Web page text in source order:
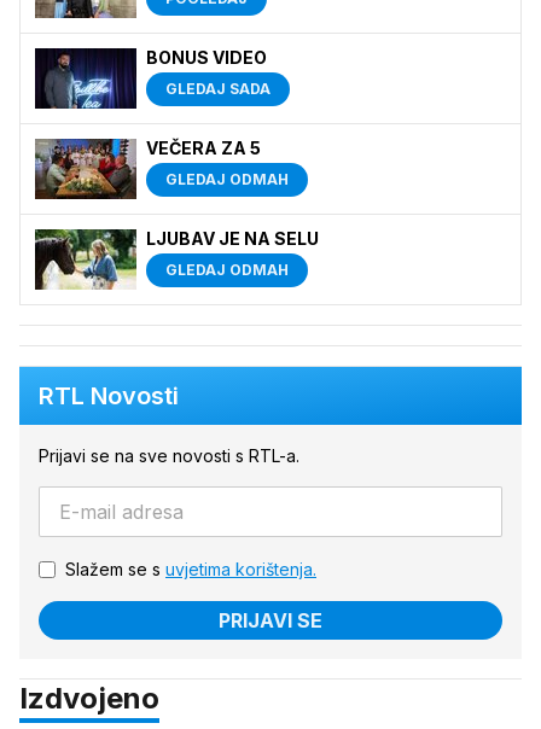
BONUS VIDEO
GLEDAJ SADA
VEČERA ZA 5
GLEDAJ ODMAH
LJUBAV JE NA SELU
GLEDAJ ODMAH
RTL Novosti
Prijavi se na sve novosti s RTL-a.
Slažem se s uvjetima korištenja.
PRIJAVI SE
Izdvojeno